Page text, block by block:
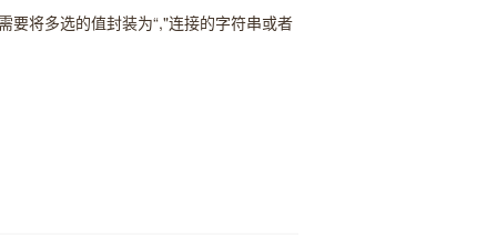
将多选的值封装为“,"连接的字符串或者